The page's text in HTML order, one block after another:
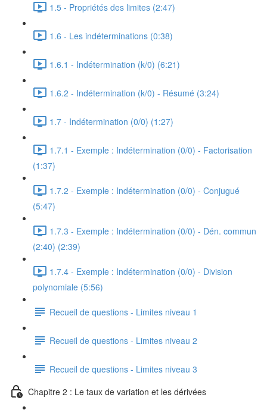
1.5 - Propriétés des limites (2:47)
1.6 - Les indéterminations (0:38)
1.6.1 - Indétermination (k/0) (6:21)
1.6.2 - Indétermination (k/0) - Résumé (3:24)
1.7 - Indétermination (0/0) (1:27)
1.7.1 - Exemple : Indétermination (0/0) - Factorisation
(1:37)
1.7.2 - Exemple : Indétermination (0/0) - Conjugué
(5:47)
1.7.3 - Exemple : Indétermination (0/0) - Dén. commun
(2:40) (2:39)
1.7.4 - Exemple : Indétermination (0/0) - Division
polynomiale (5:56)
Recueil de questions - Limites niveau 1
Recueil de questions - Limites niveau 2
Recueil de questions - Limites niveau 3
Chapitre 2 : Le taux de variation et les dérivées